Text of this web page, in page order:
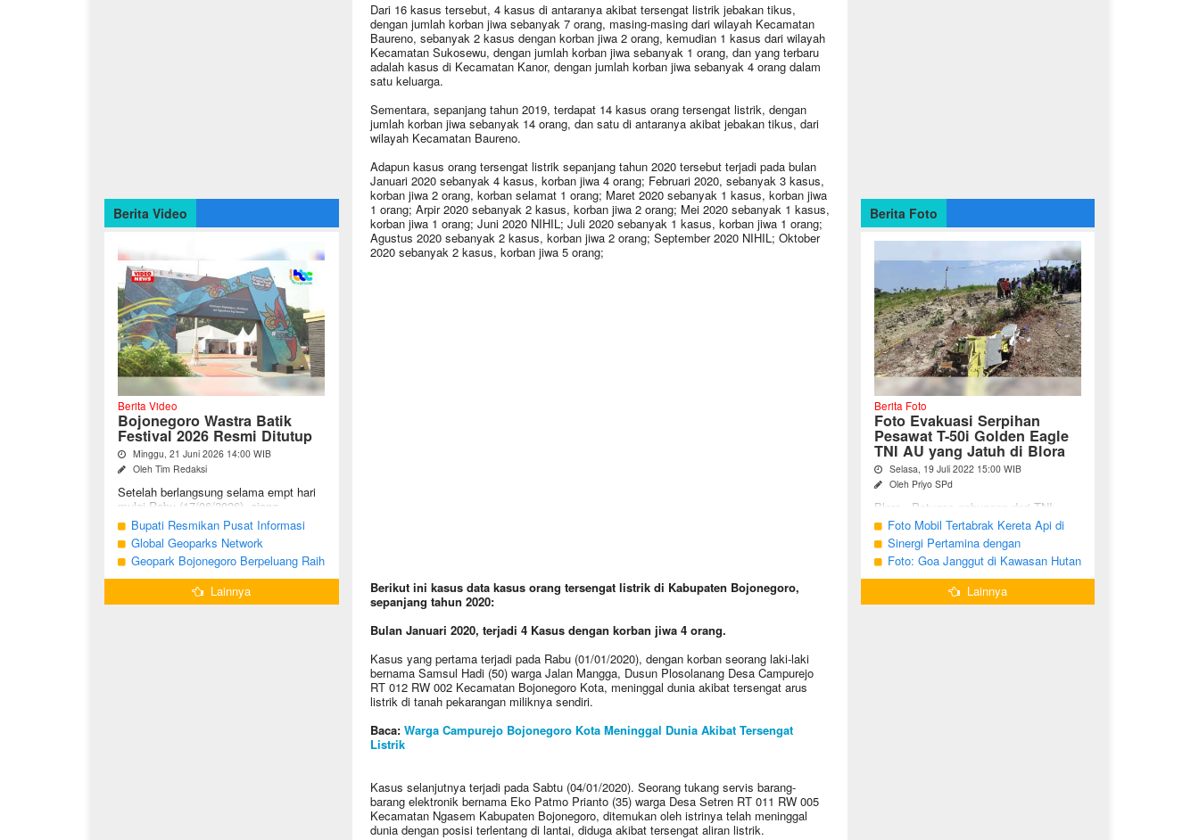
Dari 16 kasus tersebut, 4 kasus di antaranya akibat tersengat listrik jebakan tikus,
dengan jumlah korban jiwa sebanyak 7 orang, masing-masing dari wilayah Kecamatan
Baureno, sebanyak 2 kasus dengan korban jiwa 2 orang, kemudian 1 kasus dari wilayah
Kecamatan Sukosewu, dengan jumlah korban jiwa sebanyak 1 orang, dan yang terbaru
adalah kasus di Kecamatan Kanor, dengan jumlah korban jiwa sebanyak 4 orang dalam
satu keluarga.
Sementara, sepanjang tahun 2019, terdapat 14 kasus orang tersengat listrik, dengan
jumlah korban jiwa sebanyak 14 orang, dan satu di antaranya akibat jebakan tikus, dari
wilayah Kecamatan Baureno.
Adapun kasus orang tersengat listrik sepanjang tahun 2020 tersebut terjadi pada bulan
Januari 2020 sebanyak 4 kasus, korban jiwa 4 orang; Februari 2020, sebanyak 3 kasus,
korban jiwa 2 orang, korban selamat 1 orang; Maret 2020 sebanyak 1 kasus, korban jiwa
1 orang; Arpir 2020 sebanyak 2 kasus, korban jiwa 2 orang; Mei 2020 sebanyak 1 kasus,
korban jiwa 1 orang; Juni 2020 NIHIL; Juli 2020 sebanyak 1 kasus, korban jiwa 1 orang;
Agustus 2020 sebanyak 2 kasus, korban jiwa 2 orang; September 2020 NIHIL; Oktober
2020 sebanyak 2 kasus, korban jiwa 5 orang;
Berikut ini kasus data kasus orang tersengat listrik di Kabupaten Bojonegoro,
sepanjang tahun 2020:
Bulan Januari 2020, terjadi 4 Kasus dengan korban jiwa 4 orang.
Kasus yang pertama terjadi pada Rabu (01/01/2020), dengan korban seorang laki-laki
bernama Samsul Hadi (50) warga Jalan Mangga, Dusun Plosolanang Desa Campurejo
RT 012 RW 002 Kecamatan Bojonegoro Kota, meninggal dunia akibat tersengat arus
listrik di tanah pekarangan miliknya sendiri.
Baca: Warga Campurejo Bojonegoro Kota Meninggal Dunia Akibat Tersengat
Listrik
Kasus selanjutnya terjadi pada Sabtu (04/01/2020). Seorang tukang servis barang-
barang elektronik bernama Eko Patmo Prianto (35) warga Desa Setren RT 011 RW 005
Kecamatan Ngasem Kabupaten Bojonegoro, ditemukan oleh istrinya telah meninggal
dunia dengan posisi terlentang di lantai, diduga akibat tersengat aliran listrik.
Berita Video
Berita Video
Bojonegoro Wastra Batik
Festival 2026 Resmi Ditutup
Minggu, 21 Juni 2026 14:00 WIB
Oleh Tim Redaksi
Setelah berlangsung selama empt hari
mulai Rabu (17/06/2026), ajang
Bojonegoro Wastra Batik Festival
(BWBF) 2026 resmi ditutup oleh Ketua
Dekranasda ...
Bupati Resmikan Pusat Informasi
Geologi Geopark Bojonegoro
Global Geoparks Network
Association Kunjungi Sejumlah
Geosite di Bojonegoro
Geopark Bojonegoro Berpeluang Raih
UNESCO Global Geopark
Lainnya
Berita Foto
Berita Foto
Foto Evakuasi Serpihan
Pesawat T-50i Golden Eagle
TNI AU yang Jatuh di Blora
Selasa, 19 Juli 2022 15:00 WIB
Oleh Priyo SPd
Blora - Petugas gabungan dari TNI,
Polri, BPBD dan warga sekitar terus
melakukan pencarian terhadap serpihan
pesawat tempur T-50i Golden ...
Foto Mobil Tertabrak Kereta Api di
Kalitidu, Bojonegoro
Sinergi Pertamina dengan
Masyarakat Desa
Foto: Goa Janggut di Kawasan Hutan
Ngorogunung, Bubulan, Bojonegoro
Lainnya